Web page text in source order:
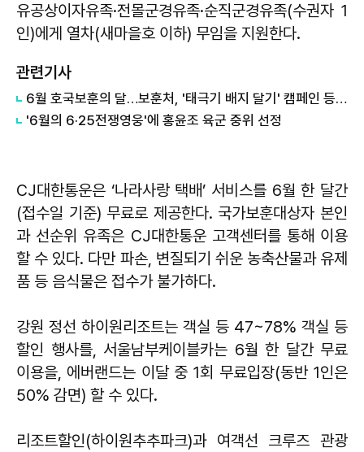
유공상이자유족·전몰군경유족·순직군경유족(수권자 1
인)에게 열차(새마을호 이하) 무임을 지원한다.
관련기사
​6월 호국보훈의 달…보훈처, '태극기 배지 달기' 캠페인 등 추진
'6월의 6·25전쟁영웅'에 홍윤조 육군 중위 선정
CJ대한통운은 ‘나라사랑 택배’ 서비스를 6월 한 달간
(접수일 기준) 무료로 제공한다. 국가보훈대상자 본인
과 선순위 유족은 CJ대한통운 고객센터를 통해 이용
할 수 있다. 다만 파손, 변질되기 쉬운 농축산물과 유제
품 등 음식물은 접수가 불가하다.
강원 정선 하이원리조트는 객실 등 47~78% 객실 등
할인 행사를, 서울남부케이블카는 6월 한 달간 무료
이용을, 에버랜드는 이달 중 1회 무료입장(동반 1인은
50% 감면) 할 수 있다.
리조트할인(하이원추추파크)과 여객선 크루즈 관광